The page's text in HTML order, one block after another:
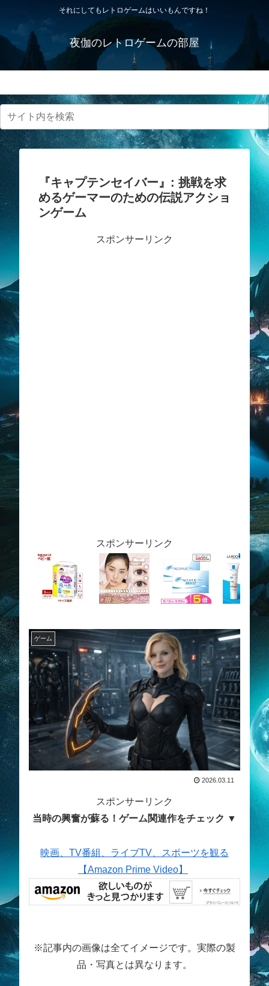
それにしてもレトロゲームはいいもんですね！
夜伽のレトロゲームの部屋
『キャプテンセイバー』: 挑戦を求
めるゲーマーのための伝説アクショ
ンゲーム
スポンサーリンク
スポンサーリンク
ゲーム
2026.03.11
スポンサーリンク
当時の興奮が蘇る！ゲーム関連作をチェック ▼
映画、TV番組、ライブTV、スポーツを観る
【Amazon Prime Video】
※記事内の画像は全てイメージです。実際の製
品・写真とは異なります。